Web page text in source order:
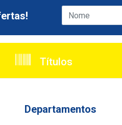
Títulos
Departamentos